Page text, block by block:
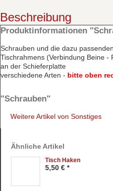
Beschreibung
Produktinformationen
Schrauben und die dazu
Tischrahmens (Verbindung Beine
an der Schieferplatte
verschiedene Arten - bitte oben
"Schrauben"
Weitere Artikel von Sonstiges
Ähnliche Artikel
Tisch Haken
5,50 € *